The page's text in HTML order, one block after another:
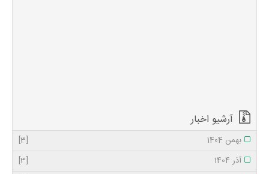
آرشیو اخبار
بهمن 1404
[3]
آذر 1404
[3]